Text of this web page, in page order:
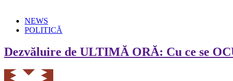
NEWS
POLITICĂ
Dezvăluire de ULTIMĂ ORĂ: Cu ce se